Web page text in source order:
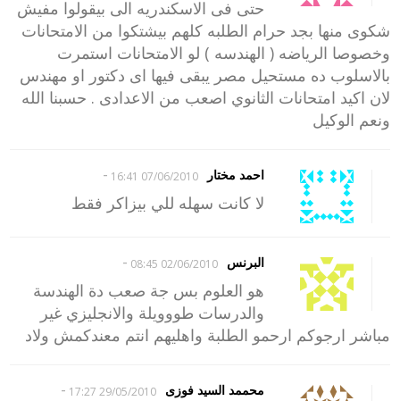
حتى فى الاسكندريه الى بيقولوا مفيش
شكوى منها بجد حرام الطلبه كلهم بيشتكوا من الامتحانات
وخصوصا الرياضه ( الهندسه ) لو الامتحانات استمرت
بالاسلوب ده مستحيل مصر يبقى فيها اى دكتور او مهندس
لان اكيد امتحانات الثانوي اصعب من الاعدادى . حسبنا الله
ونعم الوكيل
احمد مختار 07/06/2010 16:41
-
لا كانت سهله للي بيزاكر فقط
البرنس 02/06/2010 08:45
-
هو العلوم بس جة صعب دة الهندسة
والدرسات طووويلة والانجليزي غير
مباشر ارجوكم ارحمو الطلبة واهليهم انتم معندكمش ولاد
محممد السيد فوزى 29/05/2010 17:27
-